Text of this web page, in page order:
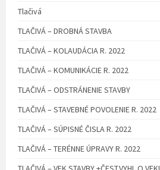
Tlačivá
TLAČIVÁ – DROBNÁ STAVBA
TLAČIVÁ – KOLAUDÁCIA R. 2022
TLAČIVÁ – KOMUNIKÁCIE R. 2022
TLAČIVÁ – ODSTRÁNENIE STAVBY
TLAČIVÁ – STAVEBNÉ POVOLENIE R. 2022
TLAČIVÁ – SÚPISNÉ ČISLA R. 2022
TLAČIVÁ – TERÉNNE ÚPRAVY R. 2022